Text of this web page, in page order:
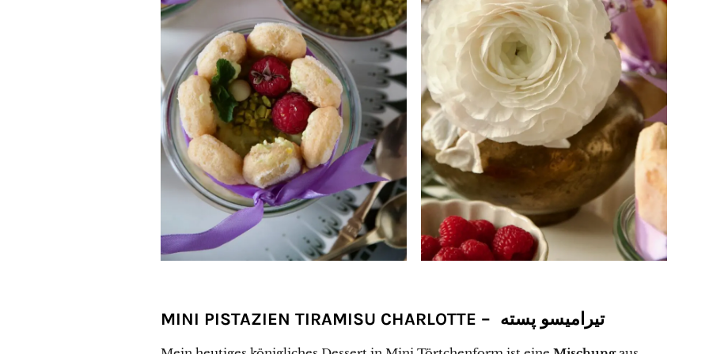
MINI PISTAZIEN TIRAMISU CHARLOTTE – تیرامیسو پسته